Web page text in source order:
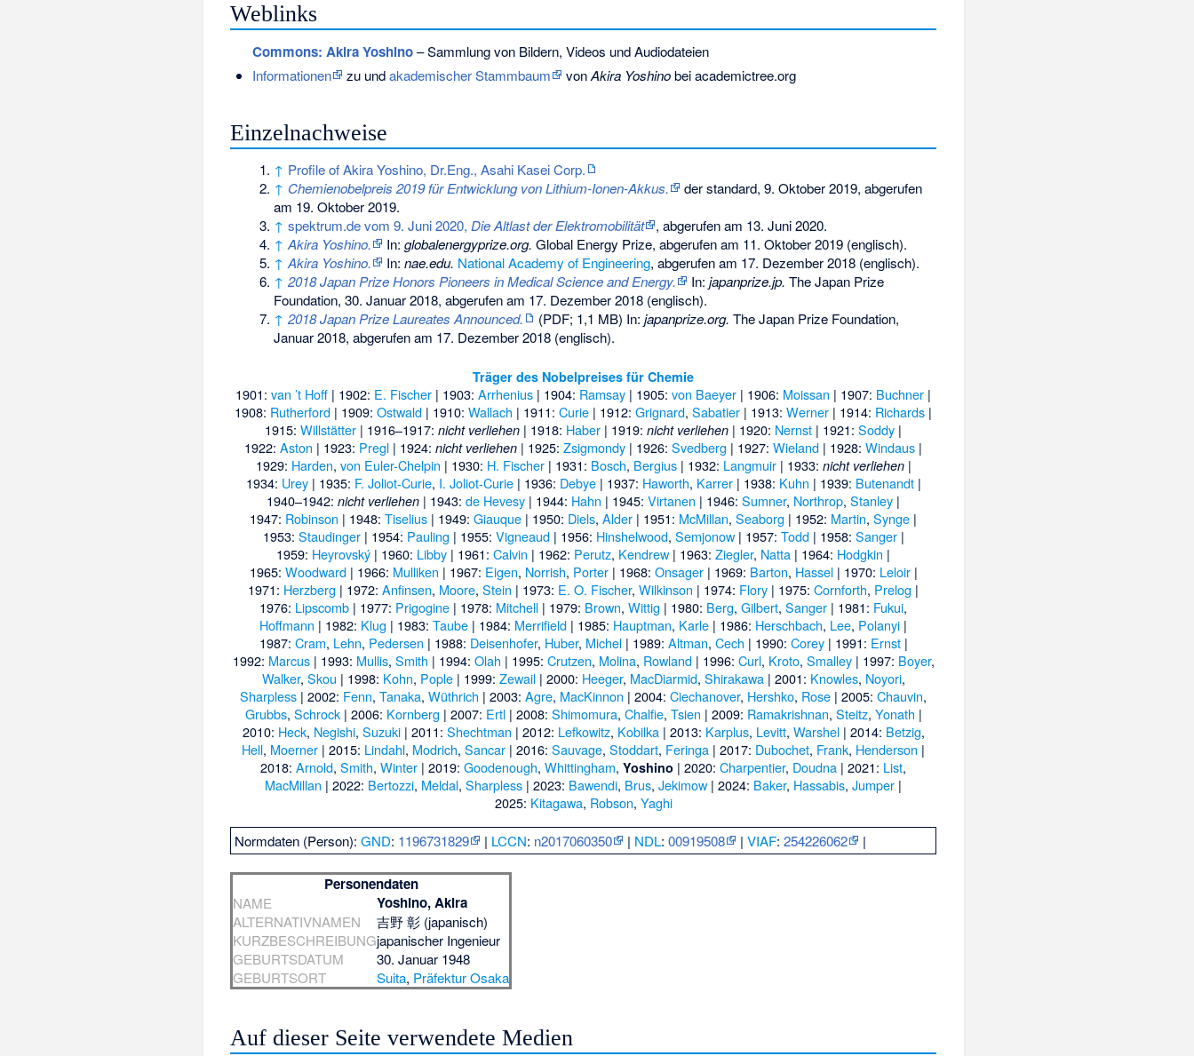
Weblinks
Commons: Akira Yoshino– Sammlung von Bildern, Videos und Audiodateien
Informationen
zu undakademischer Stammbaum vonAkira Yoshinobei academictree.org
Einzelnachweise
↑ Profile of Akira Yoshino, Dr.Eng., Asahi Kasei Corp.
↑ Chemienobelpreis 2019 für Entwicklung von Lithium-Ionen-Akkus. der standard, 9. Oktober 2019, abgerufen
am 19. Oktober 2019.
↑ spektrum.de vom 9. Juni 2020, Die Altlast der Elektromobilität
, abgerufen am 13. Juni 2020.
↑ Akira Yoshino. In: globalenergyprize.org. Global Energy Prize, abgerufen am 11. Oktober 2019 (englisch).
↑ Akira Yoshino. In: nae.edu. National Academy of Engineering, abgerufen am 17. Dezember 2018 (englisch).
↑ 2018 Japan Prize Honors Pioneers in Medical Science and Energy. In: japanprize.jp. The Japan Prize
Foundation, 30. Januar 2018, abgerufen am 17. Dezember 2018 (englisch).
↑ 2018 Japan Prize Laureates Announced. (PDF; 1,1 MB) In: japanprize.org. The Japan Prize Foundation,
Januar 2018, abgerufen am 17. Dezember 2018 (englisch).
Träger des Nobelpreises für Chemie
1901:van ’t Hoff | 1902: E. Fischer | 1903:Arrhenius | 1904: Ramsay | 1905:von Baeyer | 1906: Moissan | 1907: Buchner |
1908: Rutherford | 1909:Ostwald | 1910:Wallach | 1911:Curie | 1912:Grignard,Sabatier | 1913:Werner | 1914: Richards |
1915:Willstätter | 1916–1917:nicht verliehen | 1918: Haber | 1919:nicht verliehen | 1920: Nernst | 1921:Soddy |
1922:Aston | 1923: Pregl | 1924:nicht verliehen | 1925:Zsigmondy | 1926:Svedberg | 1927:Wieland | 1928:Windaus |
1929: Harden, von Euler-Chelpin | 1930: H. Fischer| 1931: Bosch, Bergius| 1932: Langmuir| 1933: nicht verliehen|
1934: Urey| 1935: F. Joliot-Curie, I. Joliot-Curie| 1936: Debye| 1937: Haworth, Karrer| 1938: Kuhn | 1939: Butenandt|
1940–1942:nicht verliehen | 1943:de Hevesy | 1944: Hahn | 1945:Virtanen | 1946:Sumner, Northrop,Stanley |
1947: Robinson | 1948:Tiselius | 1949:Giauque | 1950: Diels,Alder | 1951: McMillan,Seaborg | 1952: Martin,Synge |
1953: Staudinger| 1954: Pauling | 1955: Vigneaud| 1956: Hinshelwood, Semjonow| 1957: Todd| 1958: Sanger|
1959: Heyrovský | 1960: Libby | 1961:Calvin | 1962: Perutz, Kendrew | 1963:Ziegler, Natta | 1964: Hodgkin |
1965: Woodward| 1966: Mulliken | 1967: Eigen, Norrish, Porter| 1968: Onsager| 1969: Barton, Hassel| 1970: Leloir|
1971: Herzberg | 1972:Anfinsen, Moore,Stein | 1973: E. O. Fischer,Wilkinson | 1974: Flory | 1975:Cornforth, Prelog |
1976: Lipscomb | 1977: Prigogine | 1978: Mitchell | 1979: Brown,Wittig | 1980: Berg,Gilbert,Sanger | 1981: Fukui,
Hoffmann | 1982: Klug | 1983:Taube | 1984: Merrifield | 1985: Hauptman, Karle | 1986: Herschbach, Lee, Polanyi |
1987: Cram, Lehn, Pedersen | 1988: Deisenhofer, Huber, Michel| 1989: Altman, Cech | 1990: Corey| 1991: Ernst|
1992: Marcus| 1993: Mullis, Smith | 1994: Olah | 1995: Crutzen, Molina, Rowland| 1996: Curl, Kroto, Smalley| 1997: Boyer,
Walker, Skou | 1998: Kohn, Pople| 1999: Zewail| 2000: Heeger, MacDiarmid, Shirakawa| 2001: Knowles, Noyori,
Sharpless | 2002: Fenn,Tanaka,Wüthrich | 2003:Agre, MacKinnon | 2004:Ciechanover, Hershko, Rose | 2005:Chauvin,
Grubbs, Schrock| 2006: Kornberg | 2007: Ertl| 2008: Shimomura, Chalfie, Tsien | 2009: Ramakrishnan, Steitz, Yonath |
2010: Heck, Negishi, Suzuki| 2011: Shechtman | 2012: Lefkowitz, Kobilka| 2013: Karplus, Levitt, Warshel| 2014: Betzig,
Hell, Moerner | 2015: Lindahl, Modrich,Sancar | 2016:Sauvage,Stoddart, Feringa | 2017: Dubochet, Frank, Henderson |
2018:Arnold,Smith,Winter | 2019:Goodenough,Whittingham,Yoshino | 2020:Charpentier, Doudna | 2021: List,
MacMillan | 2022: Bertozzi, Meldal,Sharpless | 2023: Bawendi, Brus,Jekimow | 2024: Baker, Hassabis,Jumper |
2025: Kitagawa, Robson, Yaghi
Normdaten (Person):GND: 1196731829 | LCCN: n2017060350 | NDL:00919508 |VIAF:254226062 |
Personendaten
NAME Yoshino, Akira
ALTERNATIVNAMEN
吉野 彰 (japanisch)
KURZBESCHREIBUNGjapanischer Ingenieur
GEBURTSDATUM
30. Januar 1948
GEBURTSORT
Suita, Präfektur Osaka
Auf dieser Seite verwendete Medien